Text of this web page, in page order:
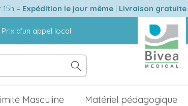
= Expédition le jour même| Livraison gratuite
Prix d'un appel local
Masculine Matériel pédagogique